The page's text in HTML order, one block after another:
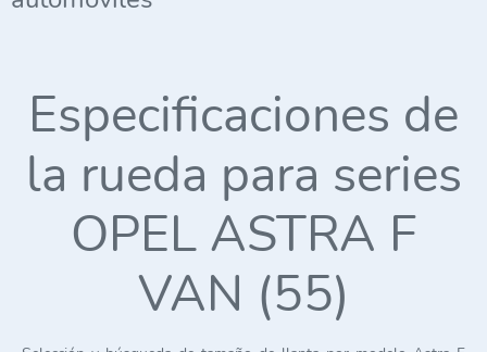
Especificaciones de
la rueda para series
OPEL ASTRA F
VAN (55)